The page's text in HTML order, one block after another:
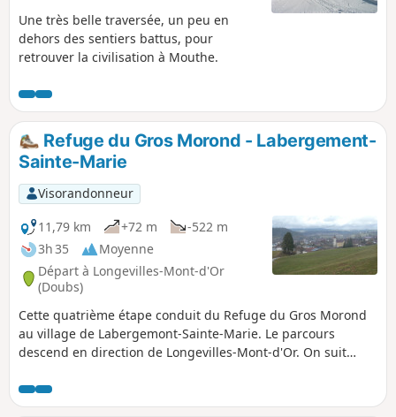
Une très belle traversée, un peu en
dehors des sentiers battus, pour
retrouver la civilisation à Mouthe.
Refuge du Gros Morond - Labergement-
Sainte-Marie
Visorandonneur
11,79 km
+72 m
-522 m
3h 35
Moyenne
Départ à Longevilles-Mont-d'Or
(Doubs)
Cette quatrième étape conduit du Refuge du Gros Morond
au village de Labergemont-Sainte-Marie. Le parcours
descend en direction de Longevilles-Mont-d'Or. On suit
L'arrivée sur Labergement offre une vue magnifique sur les
lac de Remoray et de Saint-Point.